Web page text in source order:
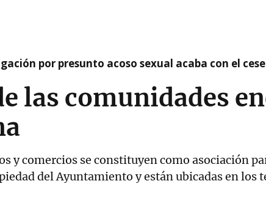
por presunto acoso sexual acaba con el
las comunidades
y comercios se constituyen como asociación
del Ayuntamiento y están ubicadas en los